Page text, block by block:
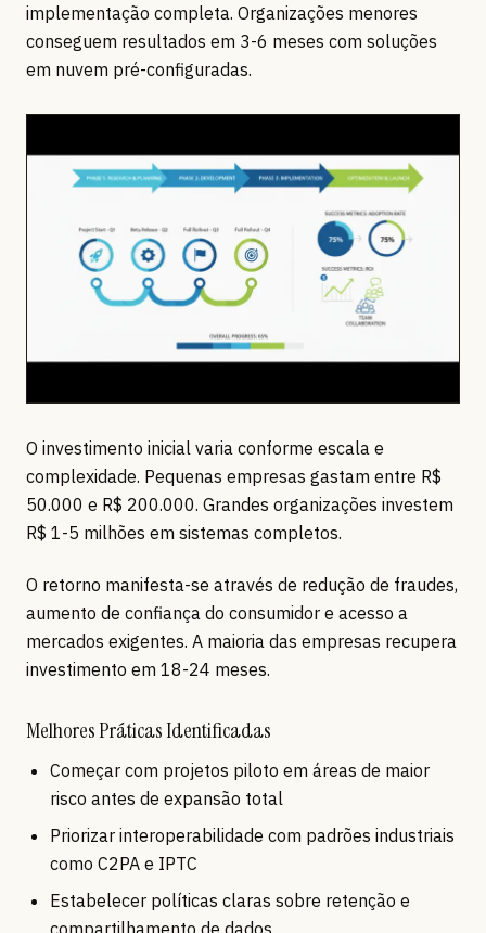
implementação completa. Organizações menores
conseguem resultados em 3-6 meses com soluções
em nuvem pré-configuradas.
O investimento inicial varia conforme escala e
complexidade. Pequenas empresas gastam entre R$
50.000 e R$ 200.000. Grandes organizações investem
R$ 1-5 milhões em sistemas completos.
O retorno manifesta-se através de redução de fraudes,
aumento de confiança do consumidor e acesso a
mercados exigentes. A maioria das empresas recupera
investimento em 18-24 meses.
Melhores Práticas Identificadas
Começar com projetos piloto em áreas de maior
risco antes de expansão total
Priorizar interoperabilidade com padrões industriais
como C2PA e IPTC
Estabelecer políticas claras sobre retenção e